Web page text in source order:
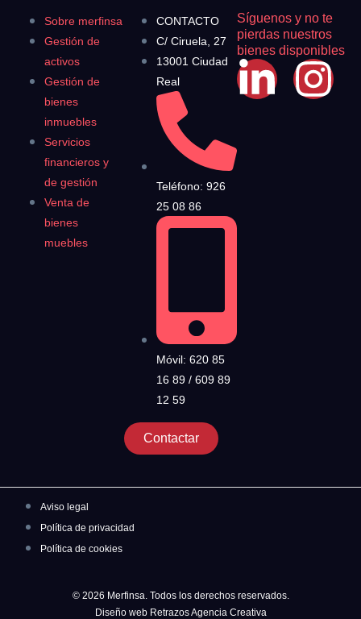
Sobre merfinsa
Gestión de
activos
Gestión de
bienes
inmuebles
Servicios
financieros y
de gestión
Venta de
bienes
muebles
CONTACTO
C/ Ciruela, 27
13001 Ciudad
Real
Teléfono: 926
25 08 86
Móvil: 620 85
16 89 / 609 89
12 59
Contactar
Síguenos y no te
pierdas nuestros
bienes disponibles
Aviso legal
Política de privacidad
Política de cookies
© 2026 Merfinsa. Todos los derechos reservados.
Diseño web Retrazos Agencia Creativa